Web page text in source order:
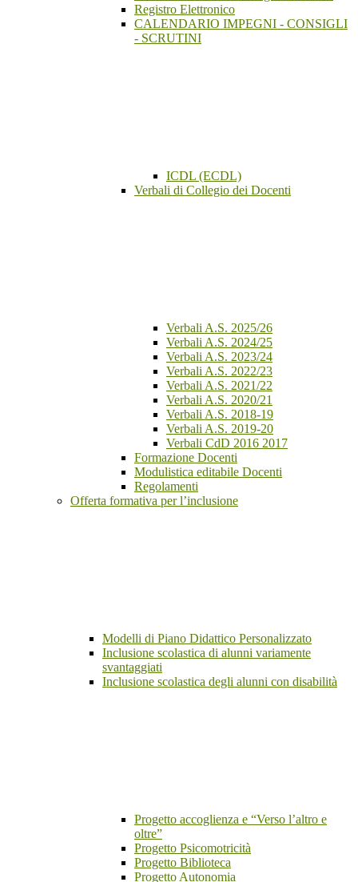
Registro Elettronico
CALENDARIO IMPEGNI - CONSIGLI
- SCRUTINI
ICDL (ECDL)
Verbali di Collegio dei Docenti
Verbali A.S. 2025/26
Verbali A.S. 2024/25
Verbali A.S. 2023/24
Verbali A.S. 2022/23
Verbali A.S. 2021/22
Verbali A.S. 2020/21
Verbali A.S. 2018-19
Verbali A.S. 2019-20
Verbali CdD 2016 2017
Formazione Docenti
Modulistica editabile Docenti
Regolamenti
Offerta formativa per l’inclusione
Modelli di Piano Didattico Personalizzato
Inclusione scolastica di alunni variamente
svantaggiati
Inclusione scolastica degli alunni con disabilità
Progetto accoglienza e “Verso l’altro e
oltre”
Progetto Psicomotricità
Progetto Biblioteca
Progetto Autonomia